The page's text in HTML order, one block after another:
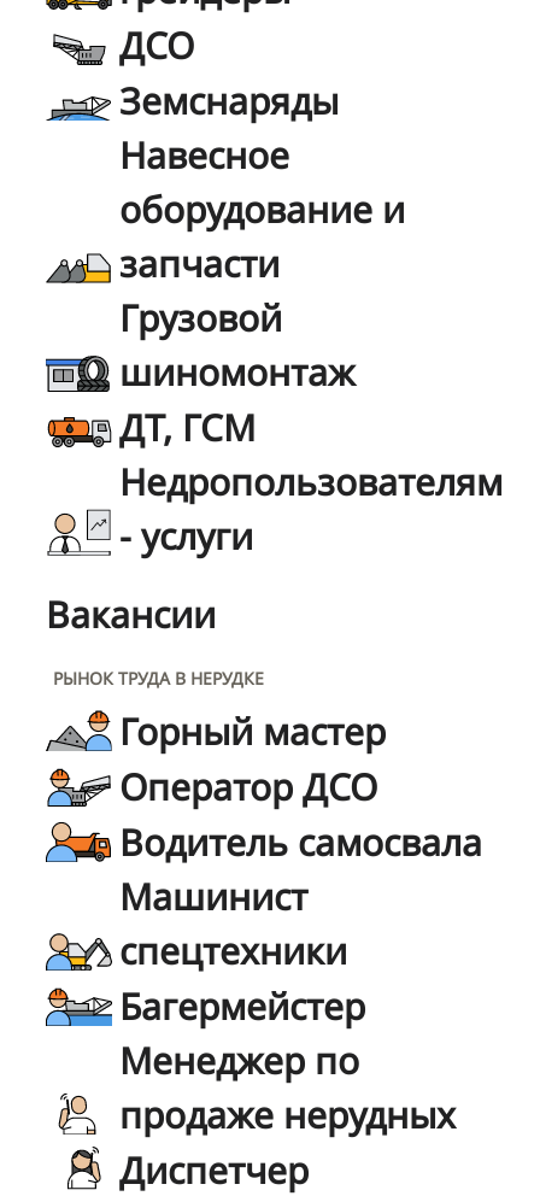
ДСО
Земснаряды
Навесное
оборудование и
запчасти
Грузовой
шиномонтаж
ДТ, ГСМ
Недропользователям
- услуги
Вакансии
РЫНОК ТРУДА В НЕРУДКЕ
Горный мастер
Оператор ДСО
Водитель самосвала
Машинист
спецтехники
Багермейстер
Менеджер по
продаже нерудных
Диспетчер